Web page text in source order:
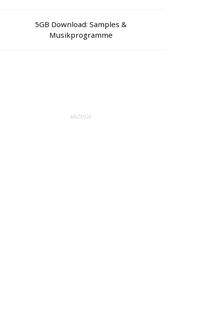
5GB Download: Samples &
Musikprogramme
ANZEIGE